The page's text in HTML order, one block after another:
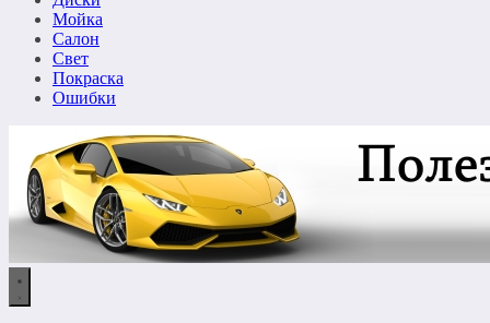
Мойка
Салон
Свет
Покраска
Ошибки